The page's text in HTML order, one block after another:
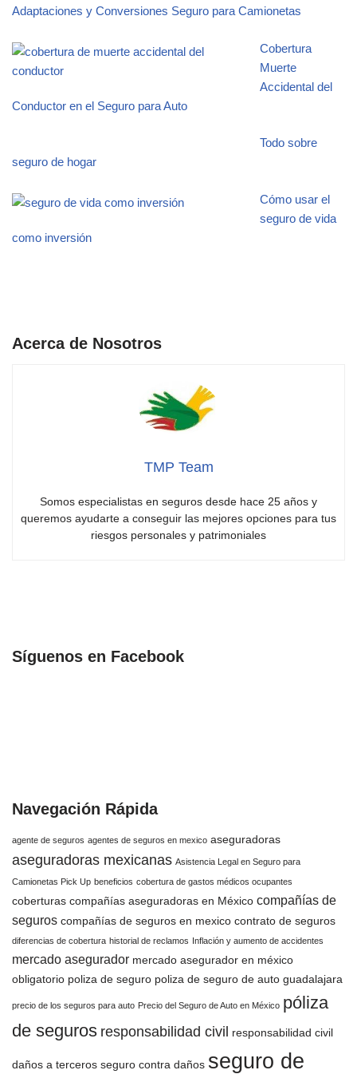
Adaptaciones y Conversiones Seguro para Camionetas
Cobertura
Muerte
Accidental del
Conductor en el Seguro para Auto
Todo sobre
seguro de hogar
Cómo usar el
seguro de vida
como inversión
Acerca de Nosotros
TMP Team
Somos especialistas en seguros desde hace 25 años y
queremos ayudarte a conseguir las mejores opciones para tus
riesgos personales y patrimoniales
Síguenos en Facebook
Navegación Rápida
agente de seguros agentes de seguros en mexico aseguradoras
aseguradoras mexicanas Asistencia Legal en Seguro para
Camionetas Pick Up beneficios cobertura de gastos médicos ocupantes
coberturas compañías aseguradoras en México compañías de
seguros compañías de seguros en mexico contrato de seguros
diferencias de cobertura historial de reclamos Inflación y aumento de accidentes
mercado asegurador mercado asegurador en méxico
obligatorio poliza de seguro poliza de seguro de auto guadalajara
precio de los seguros para auto Precio del Seguro de Auto en México póliza
de seguros responsabilidad civil responsabilidad civil
daños a terceros seguro contra daños seguro de